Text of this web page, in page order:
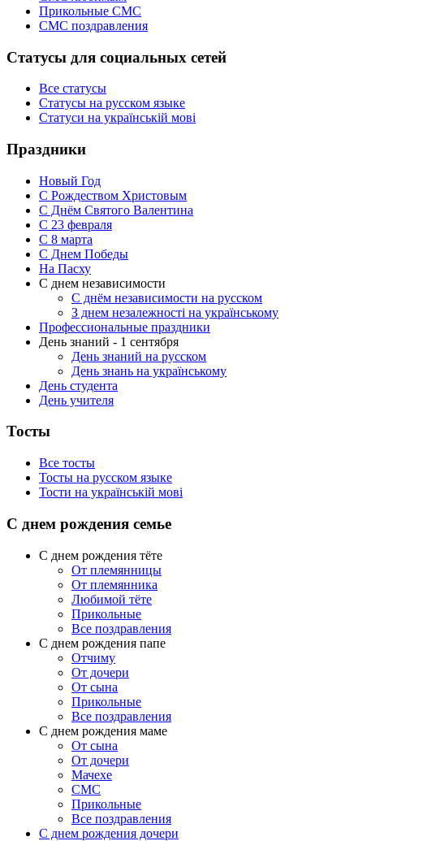
Прикольные СМС
СМС поздравления
Статусы для социальных сетей
Все статусы
Статусы на русском языке
Статуси на українській мові
Праздники
Новый Год
С Рождеством Христовым
С Днём Святого Валентина
С 23 февраля
C 8 марта
С Днем Победы
На Пасху
С днем независимости
С днём независимости на русском
З днем незалежності на українському
Профессиональные праздники
День знаний - 1 сентября
День знаний на русском
День знань на українському
День студента
День учителя
Тосты
Все тосты
Тосты на русском языке
Тости на українській мові
С днем рождения семье
С днем рождения тёте
От племянницы
От племянника
Любимой тёте
Прикольные
Все поздравления
C днем рождения папе
Отчиму
От дочери
От сына
Прикольные
Все поздравления
С днем рождения маме
От сына
От дочери
Мачехе
СМС
Прикольные
Все поздравления
C днем рождения дочери